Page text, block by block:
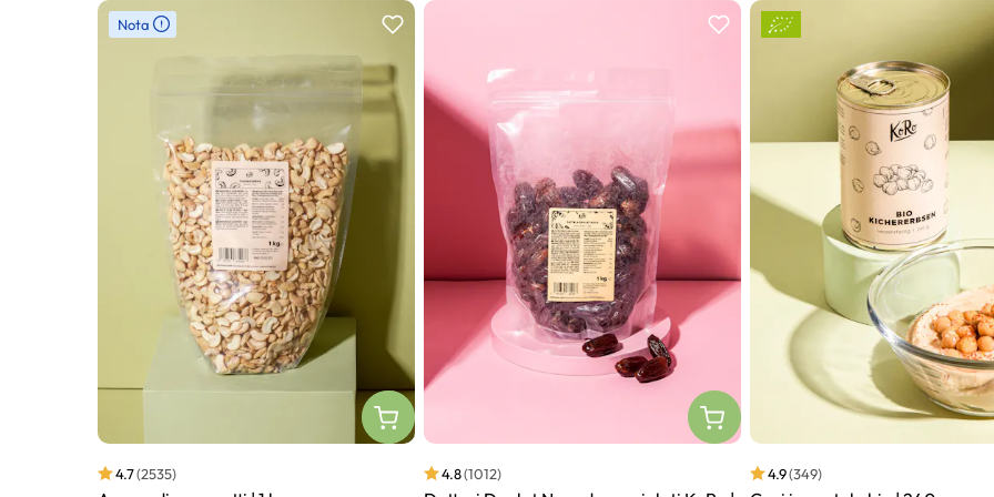
Slider prodotto
Nota
4.7(2535) 4.8(1012) 4.9(349)